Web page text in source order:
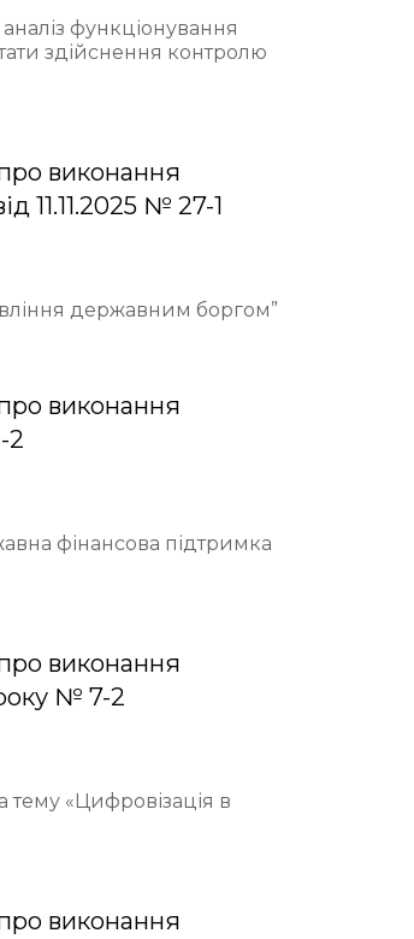
функціонування
здійснення контролю
виконання
11.11.2025 № 27-1
державним боргом”
виконання
2
фінансова підтримка
виконання
№ 7-2
тему «Цифровізація в
виконання